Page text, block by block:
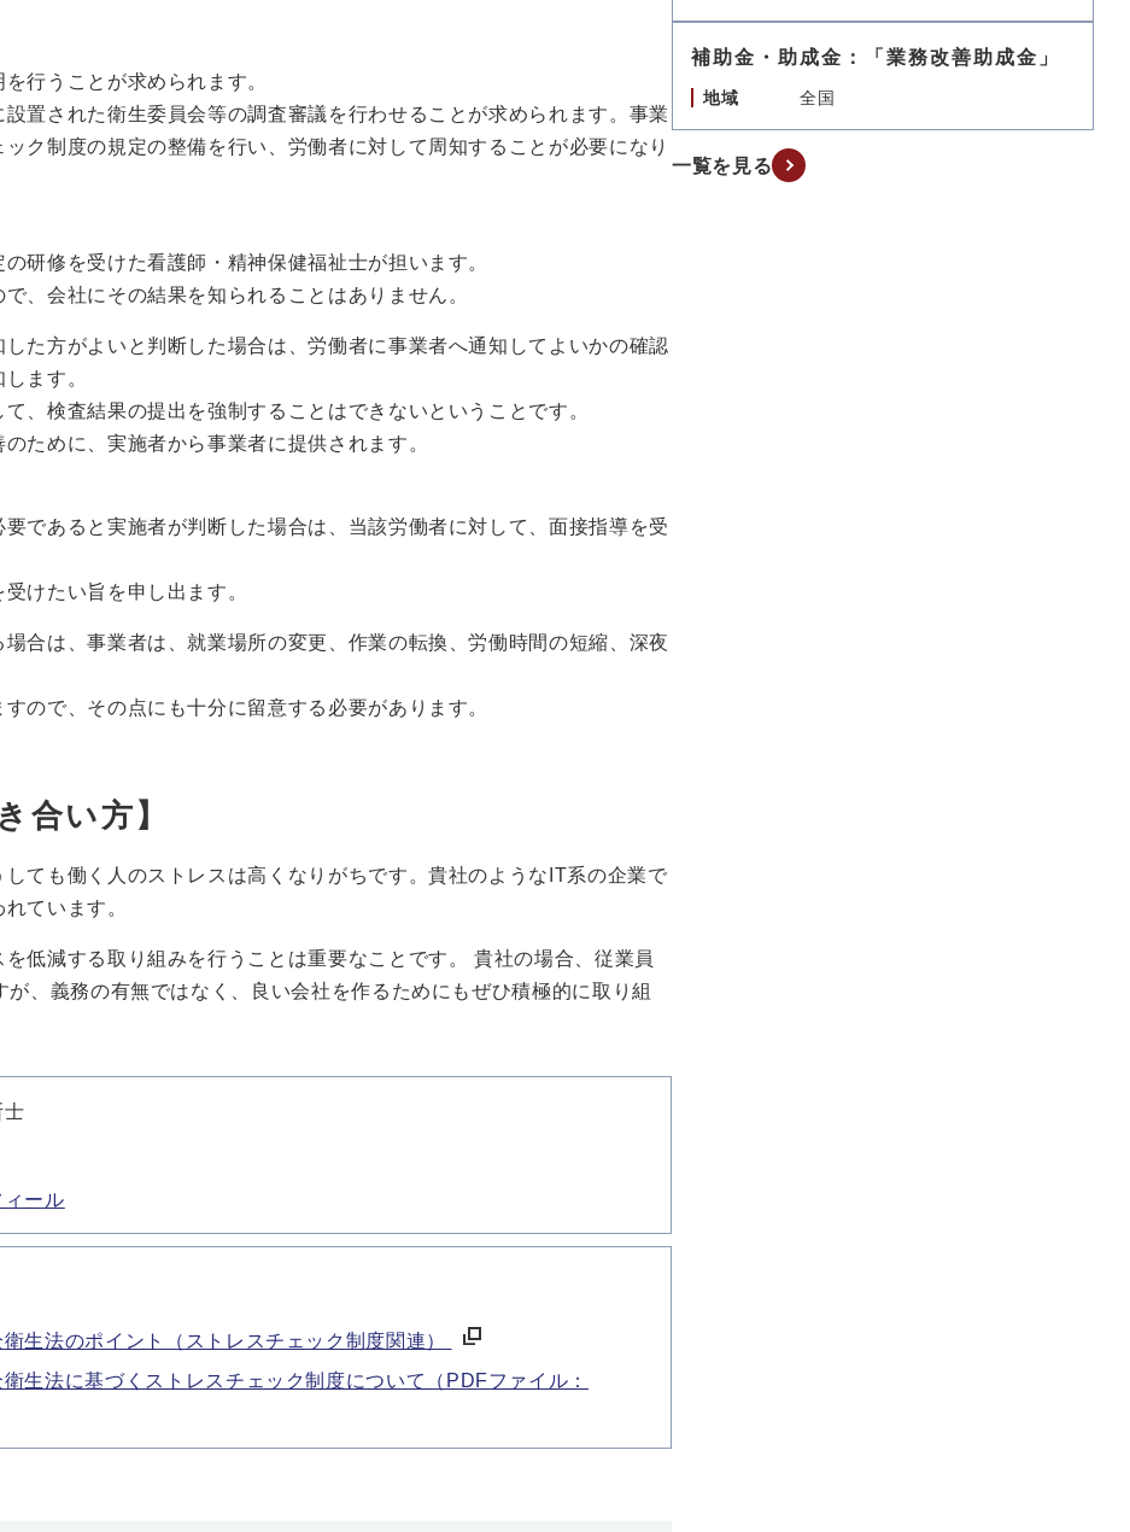
行うことが求められます。
置された衛生委員会等の調査審議を行わせることが求められます。事業
ク制度の規定の整備を行い、労働者に対して周知することが必要になり
研修を受けた看護師・精神保健福祉士が担います。
、会社にその結果を知られることはありません。
た方がよいと判断した場合は、労働者に事業者へ通知してよいかの確認
ます。
、検査結果の提出を強制することはできないということです。
ために、実施者から事業者に提供されます。
であると実施者が判断した場合は、当該労働者に対して、面接指導を受
けたい旨を申し出ます。
合は、事業者は、就業場所の変更、作業の転換、労働時間の短縮、深夜
ので、その点にも十分に留意する必要があります。
合い方】
ても働く人のストレスは高くなりがちです。貴社のようなIT系の企業で
ています。
低減する取り組みを行うことは重要なことです。 貴社の場合、従業員
、義務の有無ではなく、良い会社を作るためにもぜひ積極的に取り組
士
ィール
生法のポイント（ストレスチェック制度関連）
生法に基づくストレスチェック制度について（PDFファイル：
補助金・助成金：「業務改善助成金」
地域 全国
一覧を見る